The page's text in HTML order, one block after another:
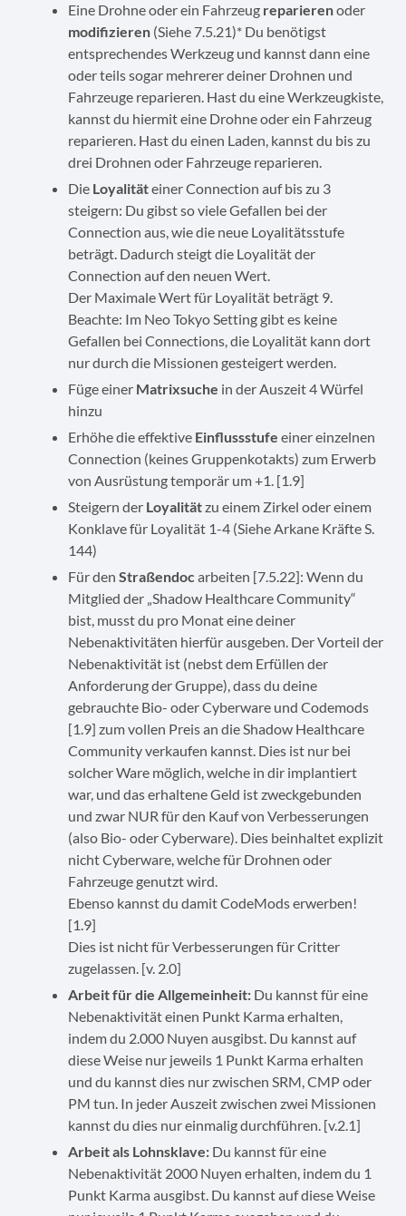
Eine Drohne oder ein Fahrzeug reparierenoder
modifizieren (Siehe 7.5.21)* Du benötigst
entsprechendes Werkzeug und kannst dann eine
oder teils sogar mehrerer deiner Drohnen und
Fahrzeuge reparieren. Hast du eine Werkzeugkiste,
kannst du hiermit eine Drohne oder ein Fahrzeug
reparieren. Hast du einen Laden, kannst du bis zu
drei Drohnen oder Fahrzeuge reparieren.
Die Loyalitäteiner Connection auf bis zu 3
steigern: Du gibst so viele Gefallen bei der
Connection aus, wie die neue Loyalitätsstufe
beträgt. Dadurch steigt die Loyalität der
Connection auf den neuen Wert.
Der Maximale Wert für Loyalität beträgt 9.
Beachte: Im Neo Tokyo Setting gibt es keine
Gefallen bei Connections, die Loyalität kann dort
nur durch die Missionen gesteigert werden.
Füge einer Matrixsuche in der Auszeit 4 Würfel
hinzu
Erhöhe die effektive Einflussstufe einer einzelnen
Connection (keines Gruppenkotakts) zum Erwerb
von Ausrüstung temporär um +1. [1.9]
Steigern der Loyalitätzu einem Zirkel oder einem
Konklave für Loyalität 1-4 (Siehe Arkane Kräfte S.
144)
Für den Straßendocarbeiten [7.5.22]: Wenn du
Mitglied der „Shadow Healthcare Community“
bist, musst du pro Monat eine deiner
Nebenaktivitäten hierfür ausgeben. Der Vorteil der
Nebenaktivität ist (nebst dem Erfüllen der
Anforderung der Gruppe), dass du deine
gebrauchte Bio- oder Cyberware und Codemods
[1.9] zum vollen Preis an die Shadow Healthcare
Community verkaufen kannst. Dies ist nur bei
solcher Ware möglich, welche in dir implantiert
war, und das erhaltene Geld ist zweckgebunden
und zwar NUR für den Kauf von Verbesserungen
(also Bio- oder Cyberware). Dies beinhaltet explizit
nicht Cyberware, welche für Drohnen oder
Fahrzeuge genutzt wird.
Ebenso kannst du damit CodeMods erwerben!
[1.9]
Dies ist nicht für Verbesserungen für Critter
zugelassen. [v. 2.0]
Arbeit für die Allgemeinheit: Du kannst für eine
Nebenaktivität einen Punkt Karma erhalten,
indem du 2.000 Nuyen ausgibst. Du kannst auf
diese Weise nur jeweils 1 Punkt Karma erhalten
und du kannst dies nur zwischen SRM, CMP oder
PM tun. In jeder Auszeit zwischen zwei Missionen
kannst du dies nur einmalig durchführen. [v.2.1]
Arbeit als Lohnsklave: Du kannst für eine
Nebenaktivität 2000 Nuyen erhalten, indem du 1
Punkt Karma ausgibst. Du kannst auf diese Weise